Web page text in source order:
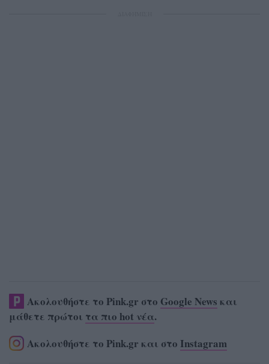
Ακολουθήστε το Pink.gr στο Google News και
μάθετε πρώτοι τα πιο hot νέα.
Ακολουθήστε το Pink.gr και στο Instagram